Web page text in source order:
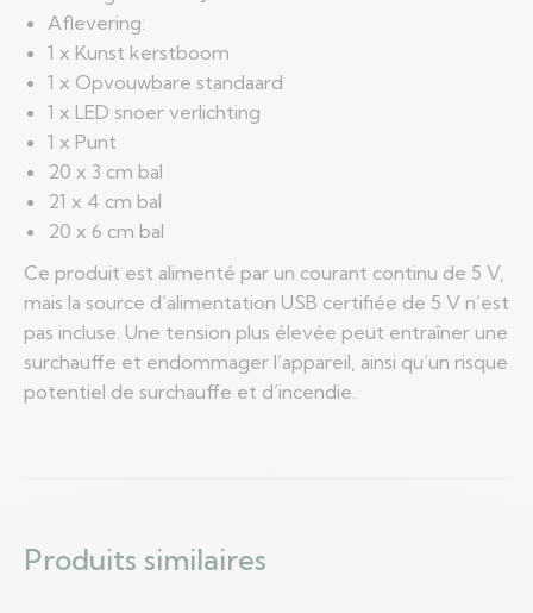
Aflevering:
1 x Kunst kerstboom
1 x Opvouwbare standaard
1 x LED snoer verlichting
1 x Punt
20 x 3 cm bal
21 x 4 cm bal
20 x 6 cm bal
Ce produit est alimenté par un courant continu de 5 V,
mais la source d’alimentation USB certifiée de 5 V n’est
pas incluse. Une tension plus élevée peut entraîner une
surchauffe et endommager l’appareil, ainsi qu’un risque
potentiel de surchauffe et d’incendie.
Produits similaires